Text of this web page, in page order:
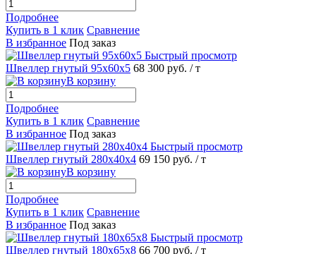
Подробнее
Купить в 1 клик Сравнение
В избранное Под заказ
Быстрый просмотр
Швеллер гнутый 95х60х5 68 300 руб. / т
В корзину
Подробнее
Купить в 1 клик Сравнение
В избранное Под заказ
Быстрый просмотр
Швеллер гнутый 280х40х4 69 150 руб. / т
В корзину
Подробнее
Купить в 1 клик Сравнение
В избранное Под заказ
Быстрый просмотр
Швеллер гнутый 180х65х8 66 700 руб. / т